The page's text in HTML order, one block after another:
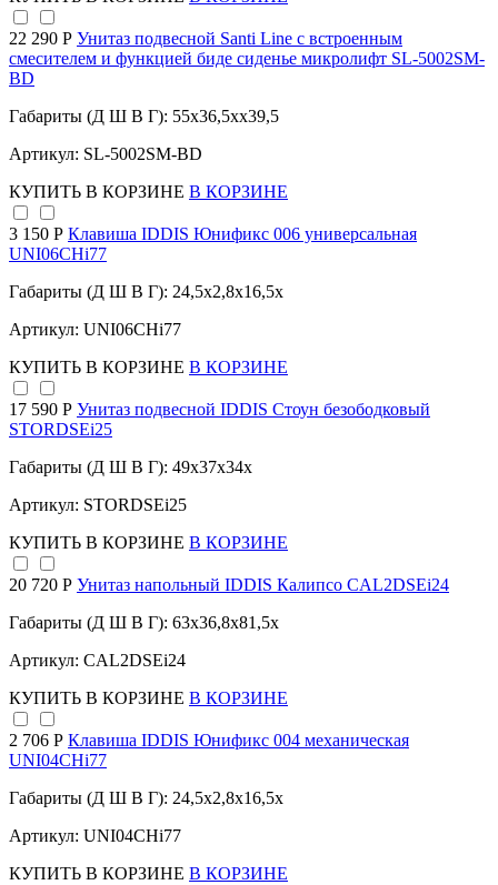
22 290 Р Унитаз подвесной Santi Line с встроенным
смесителем и функцией биде сиденье микролифт SL-5002SM-
BD
Габариты (Д Ш В Г): 55x36,5xx39,5
Артикул: SL-5002SM-BD
КУПИТЬ В КОРЗИНЕ В КОРЗИНЕ
3 150 Р Клавиша IDDIS Юнификс 006 универсальная
UNI06CHi77
Габариты (Д Ш В Г): 24,5x2,8x16,5x
Артикул: UNI06CHi77
КУПИТЬ В КОРЗИНЕ В КОРЗИНЕ
17 590 Р Унитаз подвесной IDDIS Стоун безободковый
STORDSEi25
Габариты (Д Ш В Г): 49x37x34x
Артикул: STORDSEi25
КУПИТЬ В КОРЗИНЕ В КОРЗИНЕ
20 720 Р Унитаз напольный IDDIS Калипсо CAL2DSEi24
Габариты (Д Ш В Г): 63x36,8x81,5x
Артикул: CAL2DSEi24
КУПИТЬ В КОРЗИНЕ В КОРЗИНЕ
2 706 Р Клавиша IDDIS Юнификс 004 механическая
UNI04CHi77
Габариты (Д Ш В Г): 24,5x2,8x16,5x
Артикул: UNI04CHi77
КУПИТЬ В КОРЗИНЕ В КОРЗИНЕ